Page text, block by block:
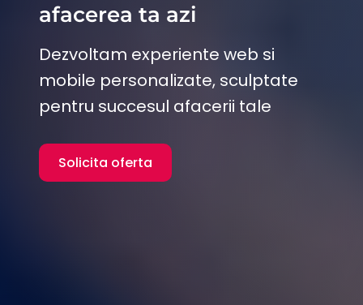
afacerea ta azi
Dezvoltam experiente web si
mobile personalizate, sculptate
pentru succesul afacerii tale
Solicita oferta